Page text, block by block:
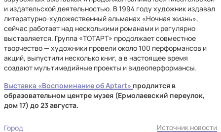
и издательской деятельностью. В 1994 году художник издавал
литературно-художественный альманах «Ночная жизнь»,
сейчас работает над несколькими романами и регулярно
выставляется. Группа «ТОТАРТ» продолжает совместное
творчество — художники провели около 100 перформансов и
акций, выпустили несколько книг, а в настоящее время
создают мультимедийные проекты и видеоперформансы.
Выставка «Воспоминание об Aptart» продлится в
образовательном центре музея (Ермолаевский переулок,
дом 17) до 23 августа.
Город Источник новости